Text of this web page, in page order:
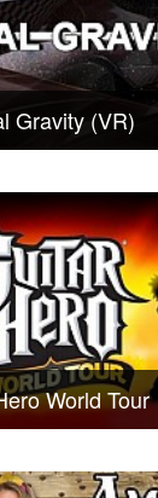
Gravity (VR)
World Tour